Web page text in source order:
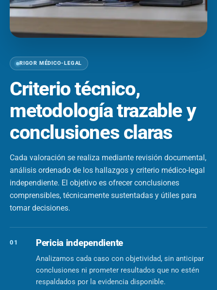
RIGOR MÉDICO-LEGAL
Criterio técnico,
metodología trazable y
conclusiones claras
Cada valoración se realiza mediante revisión documental,
análisis ordenado de los hallazgos y criterio médico-legal
independiente. El objetivo es ofrecer conclusiones
comprensibles, técnicamente sustentadas y útiles para
tomar decisiones.
01 Pericia independiente
Analizamos cada caso con objetividad, sin anticipar
conclusiones ni prometer resultados que no estén
respaldados por la evidencia disponible.